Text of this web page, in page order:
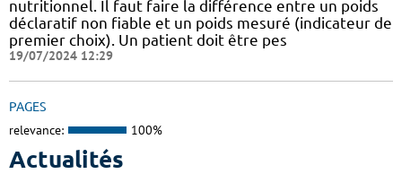
nutritionnel. Il faut faire la différence entre un poids
déclaratif non fiable et un poids mesuré (indicateur de
premier choix). Un patient doit être pes
19/07/2024 12:29
PAGES
relevance: 100%
Actualités